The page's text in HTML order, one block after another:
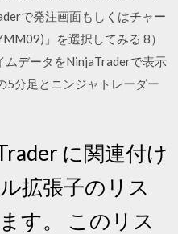
で発注画面もしくはチャー
」を選択してみる 8）
ムデータをNinjaTraderで表示
5分足とニンジャトレーダー
に関連付け
拡張子のリス
す。 このリス